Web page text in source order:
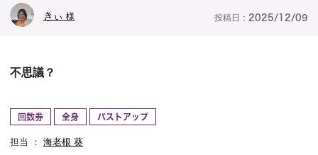
予約確認
きぃ 様 投稿日： 2025/12/09
不思議？
回数券 全身 バストアップ
担当 ： 海老根 葵